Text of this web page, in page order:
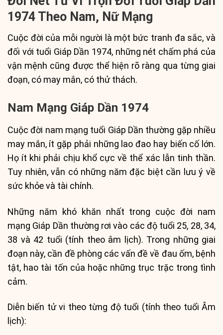
1974 Theo Nam, Nữ Mạng
Cuộc đời của mỗi người là một bức tranh đa sắc, và
đối với tuổi Giáp Dần 1974, những nét chấm phá của
vận mệnh cũng được thể hiện rõ ràng qua từng giai
đoạn, có may mắn, có thử thách.
Nam Mạng Giáp Dần 1974
Cuộc đời nam mạng tuổi Giáp Dần thường gặp nhiều
may mắn, ít gặp phải những lao đao hay biến cố lớn.
Họ ít khi phải chịu khổ cực về thể xác lẫn tinh thần.
Tuy nhiên, vẫn có những năm đặc biệt cần lưu ý về
sức khỏe và tài chính.
Những năm khó khăn nhất trong cuộc đời nam
mạng Giáp Dần thường rơi vào các độ tuổi 25, 28, 34,
38 và 42 tuổi (tính theo âm lịch). Trong những giai
đoạn này, cần đề phòng các vấn đề về đau ốm, bệnh
tật, hao tài tốn của hoặc những trục trặc trong tình
cảm.
Diễn biến tử vi theo từng độ tuổi (tính theo tuổi Âm
lịch):